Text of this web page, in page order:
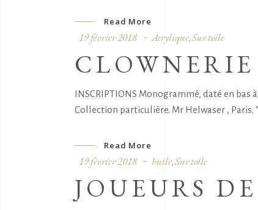
Read More
19 février 2018 Acrylique, Sur toile
INSCRIPTIONS Monogrammé, daté en bas
Collection particulière. Mr Helwaser , Paris.
Read More
19 février 2018 huile Sur toile
JOUEURS